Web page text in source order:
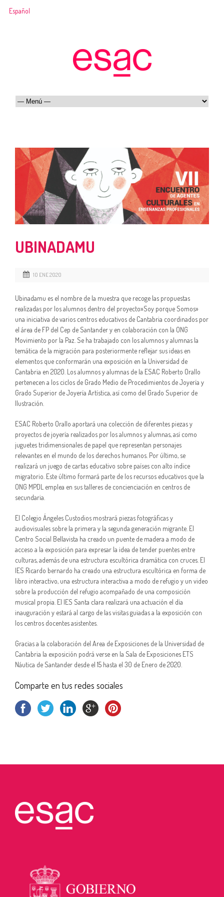
Español
UBINADAMU
10 ENE 2020
Ubinadamu es el nombre de la muestra que recoge las propuestas
realizadas por los alumnos dentro del proyecto»Soy porque Somos»
una iniciativa de varios centros educativos de Cantabria coordinados por
el área de FP del Cep de Santander y en colaboración con la ONG
Movimiento por la Paz. Se ha trabajado con los alumnos y alumnas la
temática de la migración para posteriormente reflejar sus ideas en
elementos que conformarán una exposición en la Universidad de
Cantabria en 2020. Los alumnos y alumnas de la ESAC Roberto Orallo
pertenecen a los ciclos de Grado Medio de Procedimientos de Joyería y
Grado Superior de Joyería Artística, así como del Grado Superior de
Ilustración.
ESAC Roberto Orallo aportará una colección de diferentes piezas y
proyectos de joyería realizados por los alumnos y alumnas, así como
juguetes tridimensionales de papel que representan personajes
relevantes en el mundo de los derechos humanos. Por último, se
realizará un juego de cartas educativo sobre países con alto índice
migratorio. Este último formará parte de los recursos educativos que la
ONG MPDL emplea en sus talleres de concienciación en centros de
secundaria.
El Colegio Ángeles Custodios mostrará piezas fotográficas y
audiovisuales sobre la primera y la segunda generación migrante. El
Centro Social Bellavista ha creado un puente de madera a modo de
acceso a la exposición para expresar la idea de tender puentes entre
culturas, además de una estructura escultórica dramática con cruces. El
IES Ricardo bernardo ha creado una estructura escultórica en forma de
libro interactivo, una estructura interactiva a modo de refugio y un video
sobre la producción del refugio acompañado de una composición
musical propia. El IES Santa clara realizará una actuación el día
inauguración y estará al cargo de las visitas guiadas a la exposición con
los centros docentes asistentes.
Gracias a la colaboración del Area de Exposiciones de la Universidad de
Cantabria la exposición podrá verse en la Sala de Exposiciones ETS
Náutica de Santander desde el 15 hasta el 30 de Enero de 2020.
Comparte en tus redes sociales